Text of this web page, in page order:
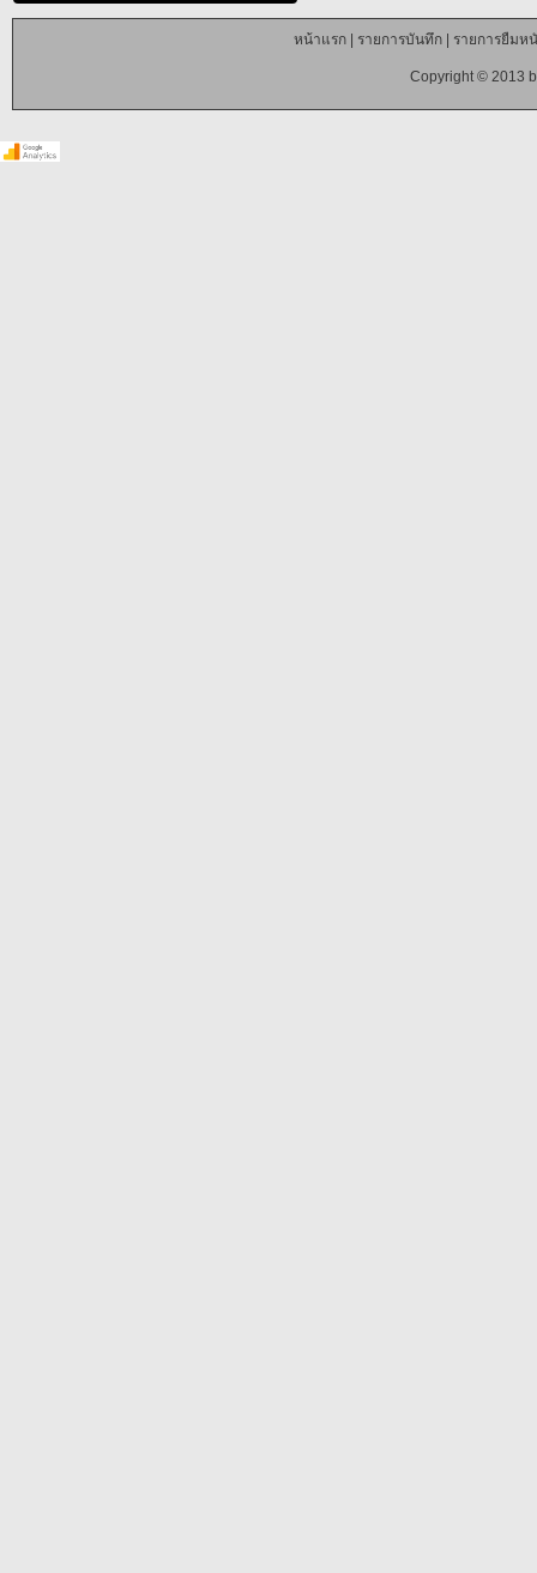
หน้าแรก| รายการบันทึก| รายการยืมห
Copyright © 2013